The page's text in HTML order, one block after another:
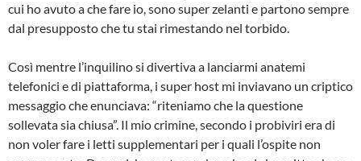
cui ho avuto a che fare io, sono super zelanti e partono sempre
dal presupposto che tu stai rimestando nel torbido.
Così mentre l’inquilino si divertiva a lanciarmi anatemi
telefonici e di piattaforma, i super host mi inviavano un criptico
messaggio che enunciava: “riteniamo che la questione
sollevata sia chiusa”. Il mio crimine, secondo i probiviri era di
non voler fare i letti supplementari per i quali l’ospite non